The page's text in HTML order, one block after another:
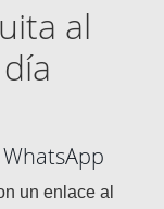
al
un enlace al